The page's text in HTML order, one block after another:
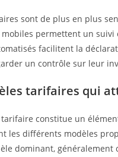
sont de plus en plus
permettent un suivi
facilitent la
un contrôle sur leur
tarifaires qui
constitue un
les différents modèles
dominant, généralement